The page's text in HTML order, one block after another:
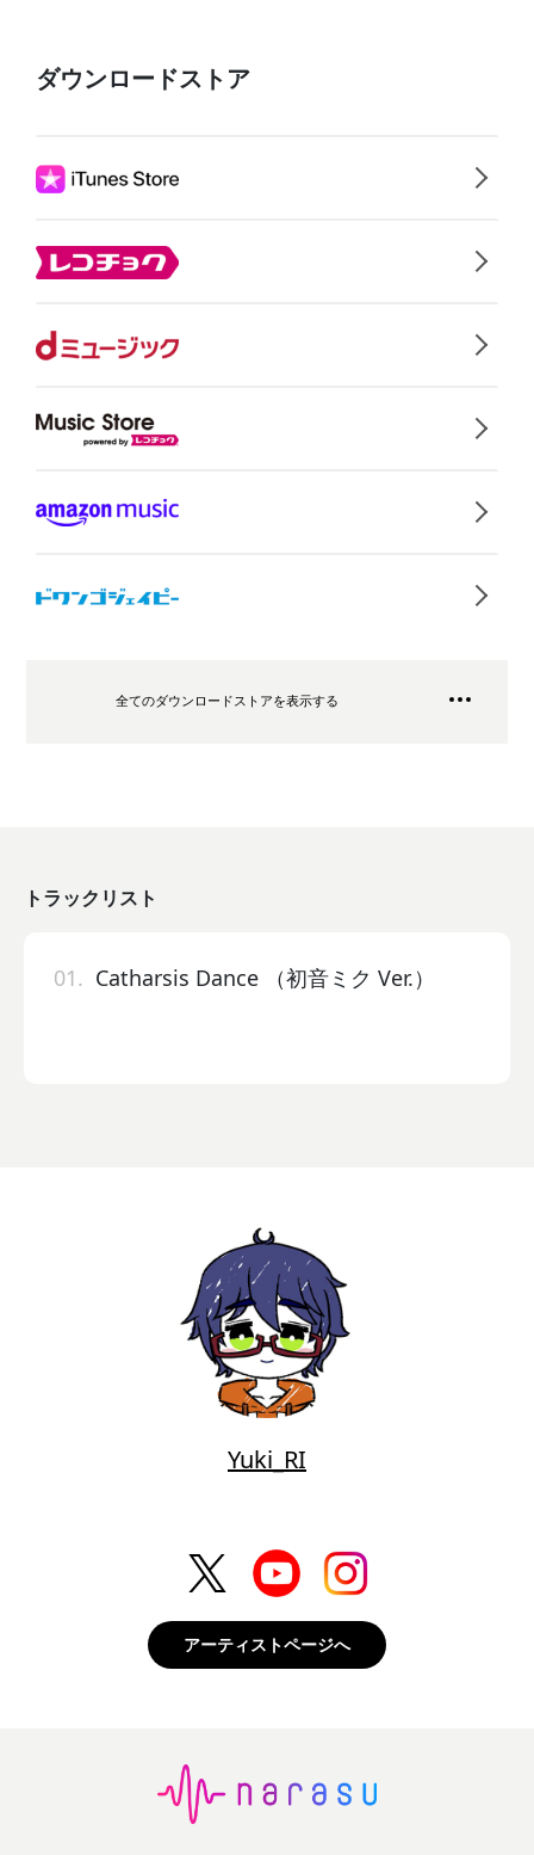
ダウンロードストア
全てのダウンロードストアを表示する
トラックリスト
01. Catharsis Dance （初音ミク Ver.）
Yuki_RI
アーティストページへ